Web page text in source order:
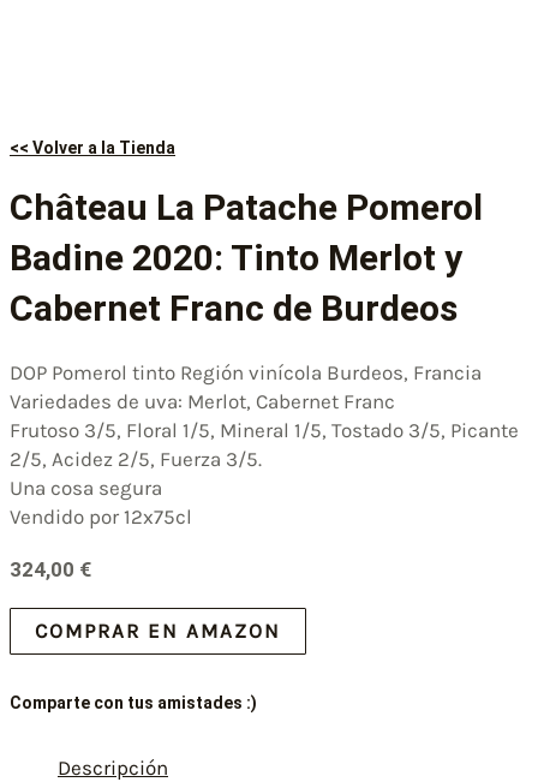
<< Volver a la Tienda
Château La Patache Pomerol
Badine 2020: Tinto Merlot y
Cabernet Franc de Burdeos
DOP Pomerol tinto Región vinícola Burdeos, Francia
Variedades de uva: Merlot, Cabernet Franc
Frutoso 3/5, Floral 1/5, Mineral 1/5, Tostado 3/5, Picante
2/5, Acidez 2/5, Fuerza 3/5.
Una cosa segura
Vendido por 12x75cl
324,00 €
COMPRAR EN AMAZON
Comparte con tus amistades :)
Descripción